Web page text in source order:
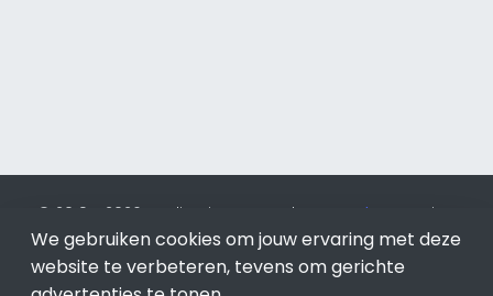
© 2019 - 2026 Realisatie en SEO door SEO-bureau
Lion
Internet. Betaal alleen voor bewezen resultaten?SEO
optimalisatie No Cure No Pay.Weertis onderdeel van Lion
Internet.
We gebruiken cookies om jouw ervaring met deze
website te verbeteren, tevens om gerichte